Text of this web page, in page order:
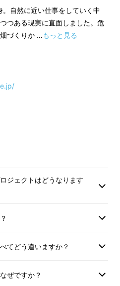
ため
確保、
。
特徴
のが
、出荷時期
ご注文状況、原料
製造工程などの都
自然に近い仕事をしていく中
つある現実に直面しました。危
づくりか …もっと見る
ジェクトはどうなります
てどう違いますか？
ぜですか？